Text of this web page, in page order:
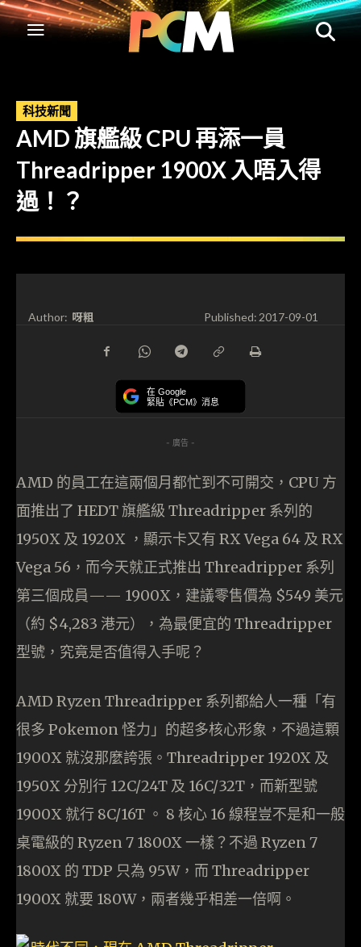
科技新聞
AMD 旗艦級 CPU 再添一員
Threadripper 1900X 入唔入得
過！？
Author: 呀粗 Published:2017-09-01
在 Google
緊貼《PCM》消息
- 廣告 -
AMD 的員工在這兩個月都忙到不可開交，CPU 方
面推出了 HEDT 旗艦級 Threadripper 系列的
1950X 及 1920X ，顯示卡又有 RX Vega 64 及 RX
Vega 56，而今天就正式推出 Threadripper 系列
第三個成員—— 1900X，建議零售價為 $549 美元
（約 $4,283 港元），為最便宜的 Threadripper
型號，究竟是否值得入手呢？
AMD Ryzen Threadripper 系列都給人一種「有
很多 Pokemon 怪力」的超多核心形象，不過這顆
1900X 就沒那麼誇張。Threadripper 1920X 及
1950X 分別行 12C/24T 及 16C/32T，而新型號
1900X 就行 8C/16T 。 8 核心 16 線程豈不是和一般
桌電級的 Ryzen 7 1800X 一樣？不過 Ryzen 7
1800X 的 TDP 只為 95W，而 Threadripper
1900X 就要 180W，兩者幾乎相差一倍啊。